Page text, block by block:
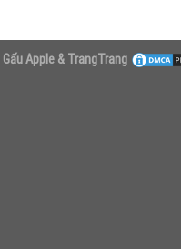
Gấu Apple & TrangTrang